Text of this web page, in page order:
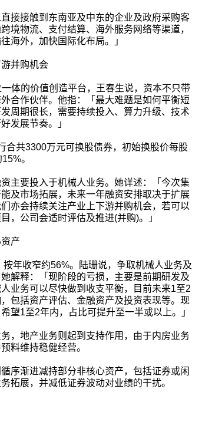
接接触到东南亚及中东的企业及政府采购客
境物流、支付结算、海外服务网络等渠道，
海外，加快国际化布局。」
并购机会
体的价值创造平台，王春生说，资本不只带
合作伙伴。他指：「最大难题是如何平衡短
周期很长，需要持续投入、算力升级、技术
发展节奏。」
合共3300万元可换股债券，初始换股价每股
。
主要投入于机械人业务。她详述：「今次集
及市场拓展，未来一年融资安排取决于扩展
亦会持续关注产业上下游并购机会，若可以
，公司会适时评估及推进(并购)。」
产
年收窄约56%。陆珊说，争取机械人业务及
解释：「现阶段的亏损，主要是前期研发及
业务可以尽快做到收支平衡，目前未来1至2
包括资产评估、金融资产及投资表现等。现
望1至2年内，占比可提升至一半或以上。」
，地产业务则起到支持作用，由于内房业务
料维持稳健经营。
序渐进减持部分非核心资产，包括证券或闲
拓展，并减低证券波动对业绩的干扰。